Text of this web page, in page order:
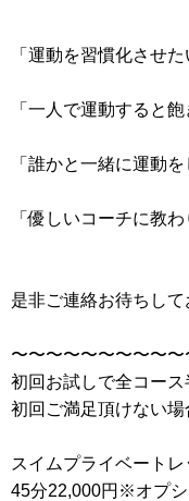
「運動を習慣化させ
「一人で運動すると
「誰かと一緒に運動を
「優しいコーチに教わ
是非ご連絡お待ちして
〜〜〜〜〜〜〜〜〜
初回お試しで全コース
初回ご満足頂けない
スイムプライベートレ
45分22,000円※オプ